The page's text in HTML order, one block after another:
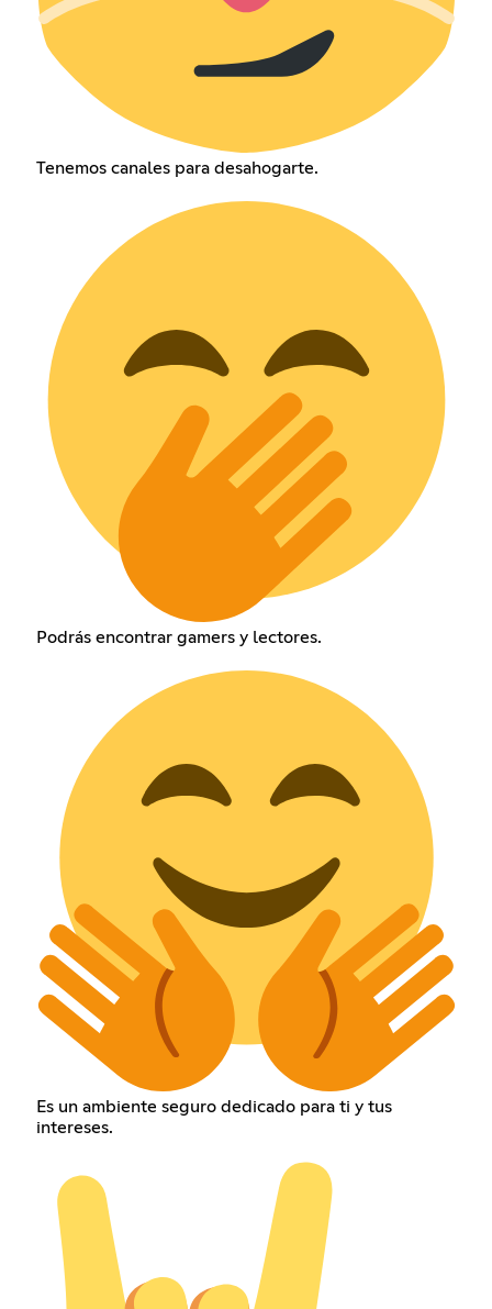
Tenemos canales para desahogarte.
Podrás encontrar gamers y lectores.
Es un ambiente seguro dedicado para ti y tus
intereses.